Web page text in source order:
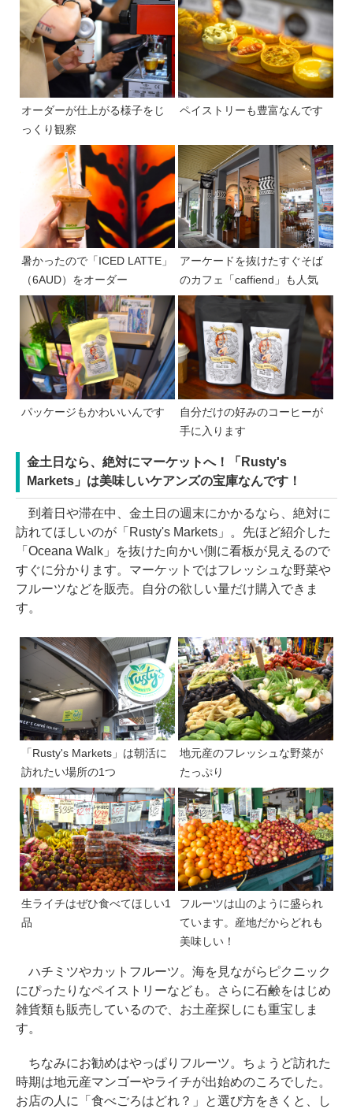
オーダーが仕上がる様子をじ
っくり観察
ペイストリーも豊富なんです
暑かったので「ICED LATTE」
（6AUD）をオーダー
アーケードを抜けたすぐそば
のカフェ「caffiend」も人気
パッケージもかわいいんです
自分だけの好みのコーヒーが
手に入ります
金土日なら、絶対にマーケットへ！「Rusty's
Markets」は美味しいケアンズの宝庫なんです！
到着日や滞在中、金土日の週末にかかるなら、絶対に
訪れてほしいのが「Rusty's Markets」。先ほど紹介した
「Oceana Walk」を抜けた向かい側に看板が見えるので
すぐに分かります。マーケットではフレッシュな野菜や
フルーツなどを販売。自分の欲しい量だけ購入できま
す。
「Rusty's Markets」は朝活に
訪れたい場所の1つ
地元産のフレッシュな野菜が
たっぷり
生ライチはぜひ食べてほしい1
品
フルーツは山のように盛られ
ています。産地だからどれも
美味しい！
ハチミツやカットフルーツ。海を見ながらピクニック
にぴったりなペイストリーなども。さらに石鹸をはじめ
雑貨類も販売しているので、お土産探しにも重宝しま
す。
ちなみにお勧めはやっぱりフルーツ。ちょうど訪れた
時期は地元産マンゴーやライチが出始めのころでした。
お店の人に「食べごろはどれ？」と選び方をきくと、し